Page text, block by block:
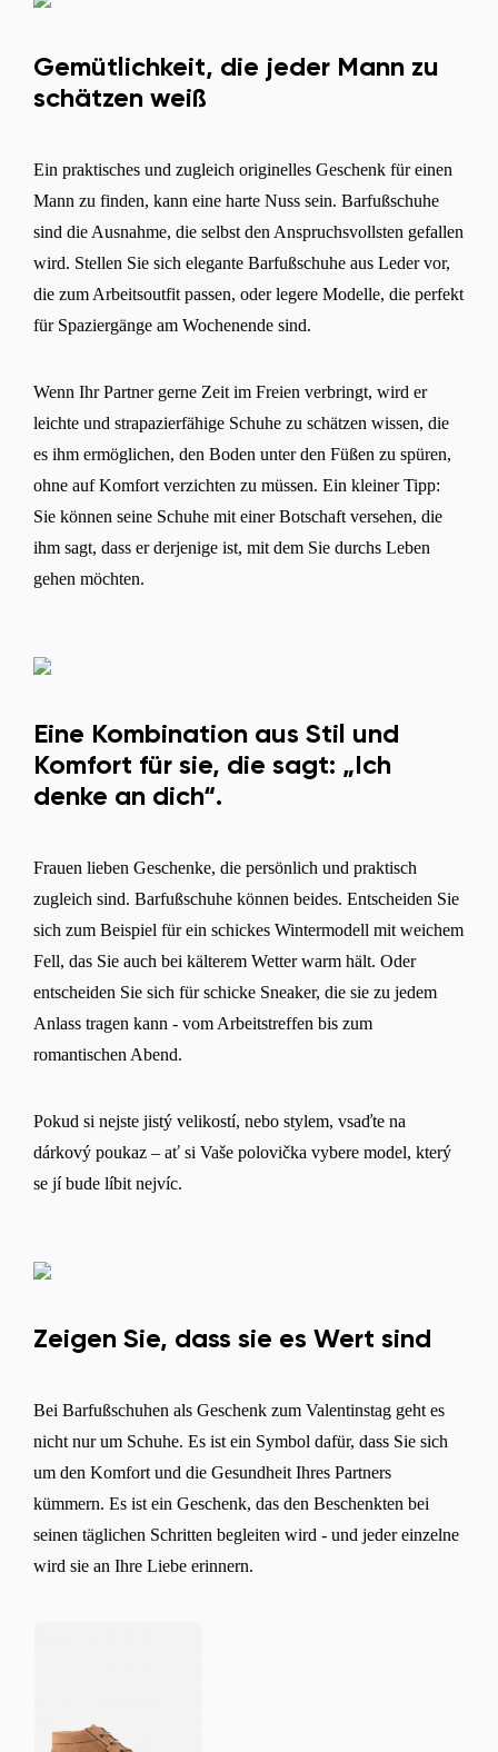
Gemütlichkeit, die jeder Mann zu
schätzen weiß
Ein praktisches und zugleich originelles Geschenk für einen
Mann zu finden, kann eine harte Nuss sein. Barfußschuhe
sind die Ausnahme, die selbst den Anspruchsvollsten gefallen
wird. Stellen Sie sich elegante Barfußschuhe aus Leder vor,
die zum Arbeitsoutfit passen, oder legere Modelle, die perfekt
für Spaziergänge am Wochenende sind.
Wenn Ihr Partner gerne Zeit im Freien verbringt, wird er
leichte und strapazierfähige Schuhe zu schätzen wissen, die
es ihm ermöglichen, den Boden unter den Füßen zu spüren,
ohne auf Komfort verzichten zu müssen. Ein kleiner Tipp:
Sie können seine Schuhe mit einer Botschaft versehen, die
ihm sagt, dass er derjenige ist, mit dem Sie durchs Leben
gehen möchten.
Eine Kombination aus Stil und
Komfort für sie, die sagt: „Ich
denke an dich“.
Frauen lieben Geschenke, die persönlich und praktisch
zugleich sind. Barfußschuhe können beides. Entscheiden Sie
sich zum Beispiel für ein schickes Wintermodell mit weichem
Fell, das Sie auch bei kälterem Wetter warm hält. Oder
entscheiden Sie sich für schicke Sneaker, die sie zu jedem
Anlass tragen kann - vom Arbeitstreffen bis zum
romantischen Abend.
Pokud si nejste jistý velikostí, nebo stylem, vsaďte na
dárkový poukaz – ať si Vaše polovička vybere model, který
se jí bude líbit nejvíc.
Zeigen Sie, dass sie es Wert sind
Bei Barfußschuhen als Geschenk zum Valentinstag geht es
nicht nur um Schuhe. Es ist ein Symbol dafür, dass Sie sich
um den Komfort und die Gesundheit Ihres Partners
kümmern. Es ist ein Geschenk, das den Beschenkten bei
seinen täglichen Schritten begleiten wird - und jeder einzelne
wird sie an Ihre Liebe erinnern.